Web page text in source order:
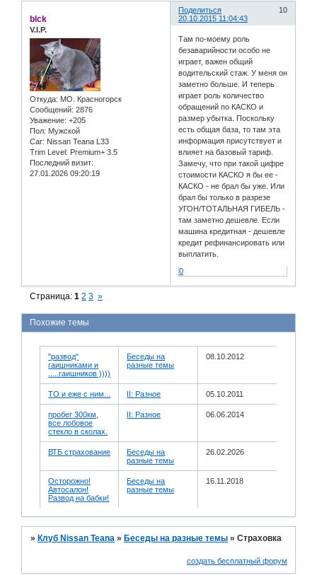
Поделиться
10
20.10.2015 11:04:43
blck
V.I.P.
Откуда: МО. Красногорск
Сообщений: 2876
Уважение: +205
Пол: Мужской
Car: Nissan Teana L33
Trim Level: Premium+ 3.5
Последний визит:
27.01.2026 09:20:19
Там по-моему роль
безаварийности особо не
играет, важен общий
водительский стаж. У меня он
заметно больше. И теперь
играет роль количество
обращений по КАСКО и
размер убытка. Поскольку
есть общая база, то там эта
информация присутствует и
влияет на базовый тариф.
Замечу, что при такой цифре
стоимости КАСКО я бы ее -
КАСКО - не брал бы уже. Или
брал бы только в разрезе
УГОН/ТОТАЛЬНАЯ ГИБЕЛЬ -
там заметно дешевле. Если
машина кредитная - дешевле
кредит рефинансировать или
выплатить.
0
Страница:1 2 3 »
Похожие темы
"развод"
гаишниками и
.....гаишников ))))
Беседы на
разные темы
08.10.2012
ТО и еже с ним... II: Разное 05.10.2011
пробег 300км,
все лобовое
стекло в сколах.
II: Разное 06.06.2014
ВТБ страхование
Беседы на
разные темы
26.02.2026
Осторожно!
Автосалон!
Развод на бабки!
Беседы на
разные темы
16.11.2018
» Клуб Nissan Teana » Беседы на разные темы »Страховка
создать бесплатный форум